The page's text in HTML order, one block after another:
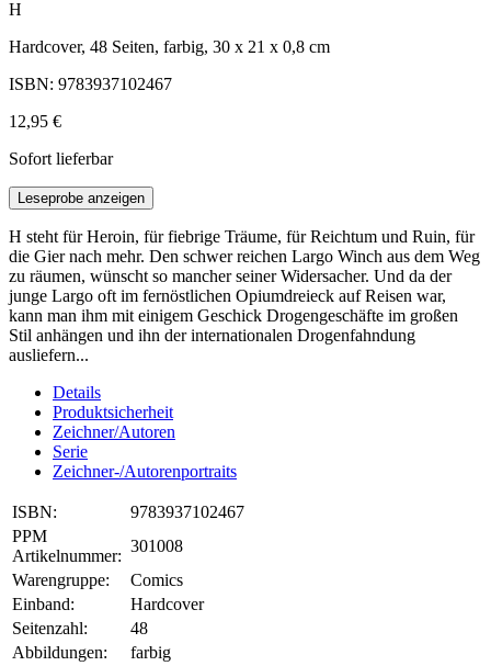
H
Hardcover, 48 Seiten, farbig, 30 x 21 x 0,8 cm
ISBN: 9783937102467
12,95 €
Sofort lieferbar
Leseprobe anzeigen
H steht für Heroin, für fiebrige Träume, für Reichtum und Ruin, für
die Gier nach mehr. Den schwer reichen Largo Winch aus dem Weg
zu räumen, wünscht so mancher seiner Widersacher. Und da der
junge Largo oft im fernöstlichen Opiumdreieck auf Reisen war,
kann man ihm mit einigem Geschick Drogengeschäfte im großen
Stil anhängen und ihn der internationalen Drogenfahndung
ausliefern...
Details
Produktsicherheit
Zeichner/Autoren
Serie
Zeichner-/Autorenportraits
ISBN:
9783937102467
PPM
Artikelnummer:
301008
Warengruppe:
Comics
Einband:
Hardcover
Seitenzahl:
48
Abbildungen:
farbig